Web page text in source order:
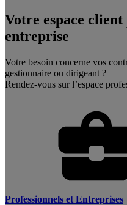
Votre espace
entreprise
Votre besoin concerne vos
gestionnaire ou dirigeant ?
Rendez-vous sur l’espace
Professionnels et Entreprises